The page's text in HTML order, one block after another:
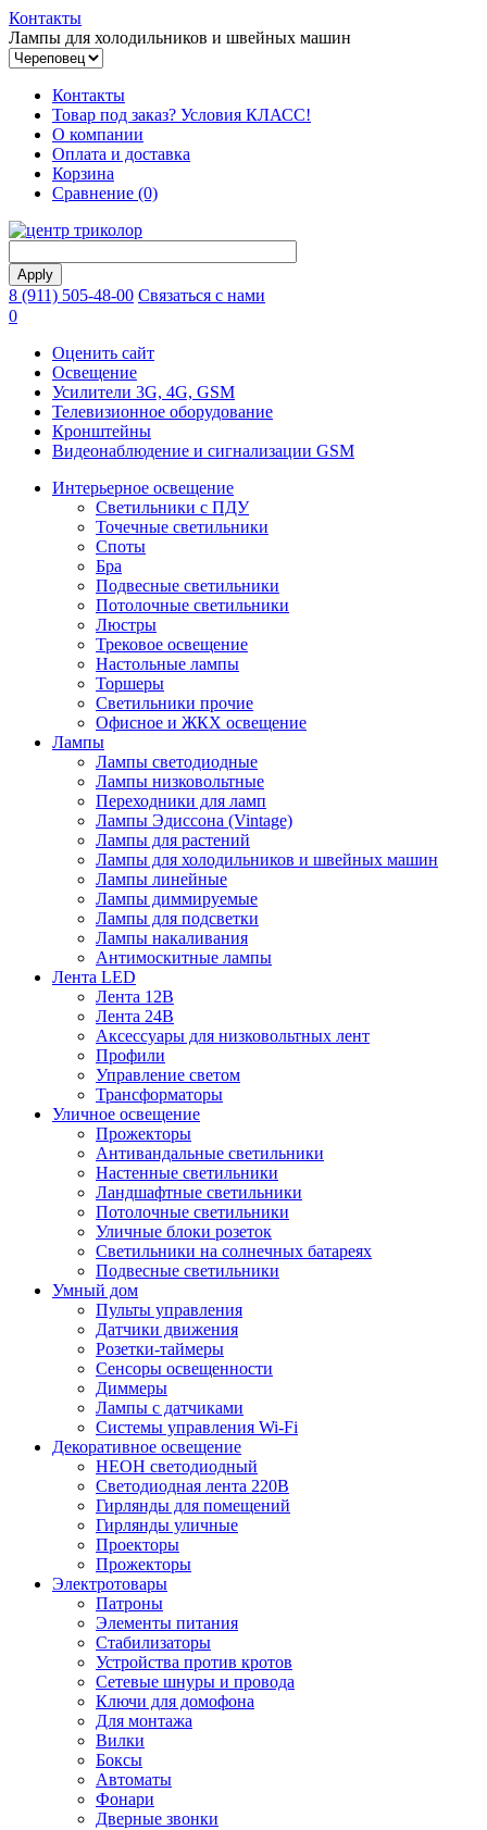
Контакты
Лампы для холодильников и швейных машин
Контакты
Товар под заказ? Условия КЛАСС!
О компании
Оплата и доставка
Корзина
Сравнение (0)
8 (911) 505-48-00 Связаться с нами
0
Оценить сайт
Освещение
Усилители 3G, 4G, GSM
Телевизионное оборудование
Кронштейны
Видеонаблюдение и сигнализации GSM
Категории
шапке
Интерьерное освещение
Светильники с ПДУ
Точечные светильники
Споты
Бра
Подвесные светильники
Потолочные светильники
Люстры
Трековое освещение
Настольные лампы
Торшеры
Светильники прочие
Офисное и ЖКХ освещение
Лампы
Лампы светодиодные
Лампы низковольтные
Переходники для ламп
Лампы Эдиссона (Vintage)
Лампы для растений
Лампы для холодильников и швейных машин
Лампы линейные
Лампы диммируемые
Лампы для подсветки
Лампы накаливания
Антимоскитные лампы
Лента LED
Лента 12В
Лента 24В
Аксессуары для низковольтных лент
Профили
Управление светом
Трансформаторы
Уличное освещение
Прожекторы
Антивандальные светильники
Настенные светильники
Ландшафтные светильники
Потолочные светильники
Уличные блоки розеток
Светильники на солнечных батареях
Подвесные светильники
Умный дом
Пульты управления
Датчики движения
Розетки-таймеры
Сенсоры освещенности
Диммеры
Лампы с датчиками
Системы управления Wi-Fi
Декоративное освещение
НЕОН светодиодный
Светодиодная лента 220В
Гирлянды для помещений
Гирлянды уличные
Проекторы
Прожекторы
Электротовары
Патроны
Элементы питания
Стабилизаторы
Устройства против кротов
Сетевые шнуры и провода
Ключи для домофона
Для монтажа
Вилки
Боксы
Автоматы
Фонари
Дверные звонки